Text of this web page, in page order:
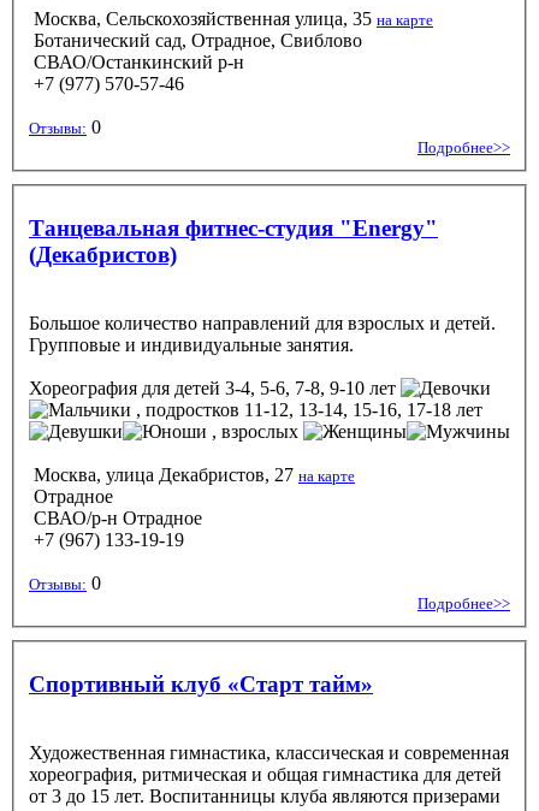
Москва, Сельскохозяйственная улица, 35 на карте
Ботанический сад, Отрадное, Свиблово
СВАО/Останкинский р-н
+7 (977) 570-57-46
Отзывы: 0
Подробнее>>
Танцевальная фитнес-студия "Energy"
(Декабристов)
Большое количество направлений для взрослых и детей.
Групповые и индивидуальные занятия.
Хореография для детей 3-4, 5-6, 7-8, 9-10 лет
, подростков 11-12, 13-14, 15-16, 17-18 лет
, взрослых
Москва, улица Декабристов, 27 на карте
Отрадное
СВАО/р-н Отрадное
+7 (967) 133-19-19
Отзывы: 0
Подробнее>>
Спортивный клуб «Старт тайм»
Художественная гимнастика, классическая и современная
хореография, ритмическая и общая гимнастика для детей
от 3 до 15 лет. Воспитанницы клуба являются призерами